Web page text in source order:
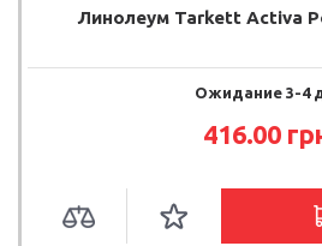
Линолеум Tarkett Activa
Ожидание 3-4
416.00